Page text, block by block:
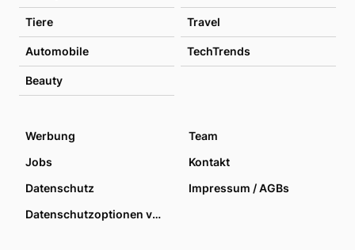
Tiere Travel
Automobile TechTrends
Beauty
Werbung
Team
Jobs
Kontakt
Datenschutz
Impressum / AGBs
Datenschutzoptionen verwalten